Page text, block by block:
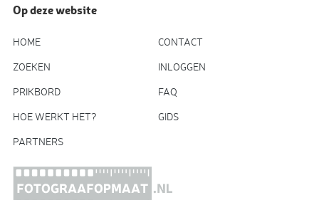
Op deze website
HOME CONTACT
ZOEKEN INLOGGEN
PRIKBORD FAQ
HOE WERKT HET? GIDS
PARTNERS